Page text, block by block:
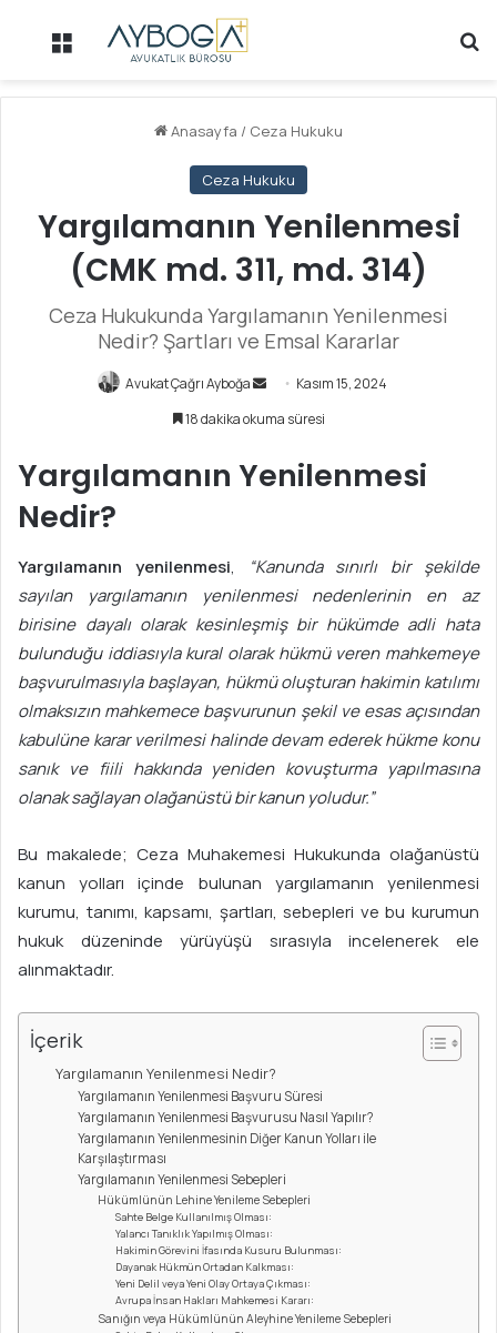
Menü
Anasayfa / Ceza Hukuku
Ceza Hukuku
Yargılamanın Yenilenmesi
(CMK md. 311, md. 314)
Ceza Hukukunda Yargılamanın Yenilenmesi
Nedir? Şartları ve Emsal Kararlar
Avukat Çağrı Ayboğa
B
-
s
t
a
g
ö
n
m
k
Kasım 15, 2024
18 dakika okuma süresi
Yargılamanın Yenilenmesi
Nedir?
Yargılamanın yenilenmesi,
“Kanunda sınırlı bir şekilde
sayılan yargılamanın yenilenmesi nedenlerinin en az
birisine dayalı olarak kesinleşmiş bir hükümde adli hata
bulunduğu iddiasıyla kural olarak hükmü veren mahkemeye
başvurulmasıyla başlayan, hükmü oluşturan hakimin katılımı
olmaksızın mahkemece başvurunun şekil ve esas açısından
kabulüne karar verilmesi halinde devam ederek hükme konu
sanık ve fiili hakkında yeniden kovuşturma yapılmasına
olanak sağlayan olağanüstü bir kanun yoludur.”
Bu makalede; Ceza Muhakemesi Hukukunda olağanüstü
kanun yolları içinde bulunan yargılamanın yenilenmesi
kurumu, tanımı, kapsamı, şartları, sebepleri ve bu kurumun
hukuk düzeninde yürüyüşü sırasıyla incelenerek ele
alınmaktadır.
İçerik
Yargılamanın Yenilenmesi Nedir?
Yargılamanın Yenilenmesi Başvuru Süresi
Yargılamanın Yenilenmesi Başvurusu Nasıl Yapılır?
Yargılamanın Yenilenmesinin Diğer Kanun Yolları ile
Karşılaştırması
Yargılamanın Yenilenmesi Sebepleri
Hükümlünün Lehine Yenileme Sebepleri
Sahte Belge Kullanılmış Olması:
Yalancı Tanıklık Yapılmış Olması:
Hakimin Görevini İfasında Kusuru Bulunması:
Dayanak Hükmün Ortadan Kalkması:
Yeni Delil veya Yeni Olay Ortaya Çıkması:
Avrupa İnsan Hakları Mahkemesi Kararı:
Sanığın veya Hükümlünün Aleyhine Yenileme Sebepleri